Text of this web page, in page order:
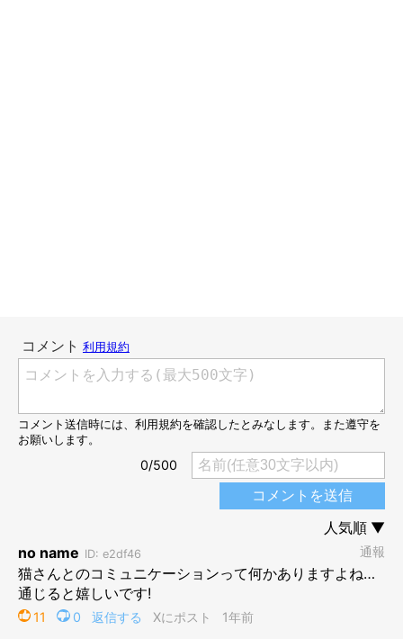
昔ネットで、ヒモやテープで床に輪っかをつくると、そこへ猫が
入って来るのを見たことがあります。
それと同じ原理でしょうか？
アイコンタクトの後、普通に呼んでも来ないんですよ。
自由気ままにこちらのことは振り回してくれて構わないと思って
いますが、シンプルに意思疎通ができる「合図」って嬉しいもの
です。